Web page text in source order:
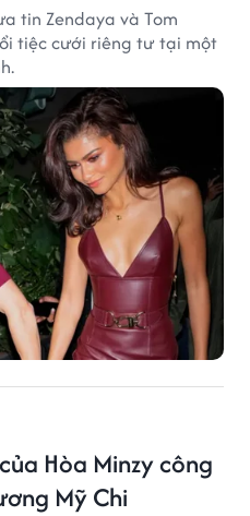
tin Zendaya và Tom
tiệc cưới riêng tư tại một
Hòa Minzy công
Mỹ Chi